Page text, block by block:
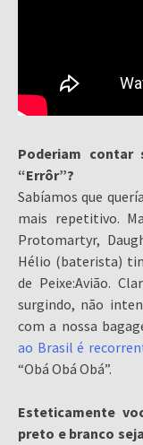
Poderiam contar
“Errôr”?
Sabíamos que
mais repetitivo.
Protomartyr,
Hélio (baterista)
de Peixe:Avião.
surgindo, não
com a nossa
ao Brasil é
“Obá Obá Obá”.
Esteticamente
preto e branco